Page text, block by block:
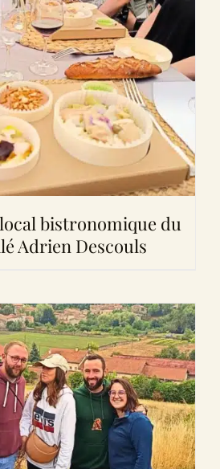
bistronomique du
Adrien Descouls